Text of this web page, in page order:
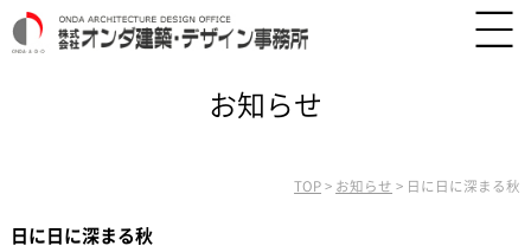
お知らせ
TOP > お知らせ > 日に日に深まる秋
日に日に深まる秋